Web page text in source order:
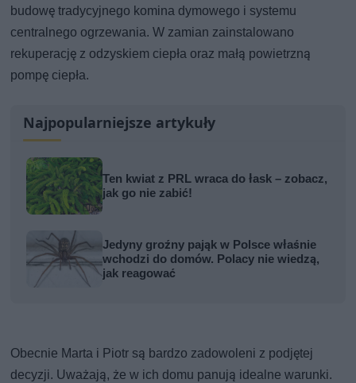
budowę tradycyjnego komina dymowego i systemu
centralnego ogrzewania. W zamian zainstalowano
rekuperację z odzyskiem ciepła oraz małą powietrzną
pompę ciepła.
Najpopularniejsze artykuły
Ten kwiat z PRL wraca do łask – zobacz,
jak go nie zabić!
Jedyny groźny pająk w Polsce właśnie
wchodzi do domów. Polacy nie wiedzą,
jak reagować
Obecnie Marta i Piotr są bardzo zadowoleni z podjętej
decyzji. Uważają, że w ich domu panują idealne warunki.